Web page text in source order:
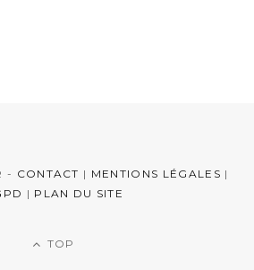
- CONTACT | MENTIONS LÉGALES |
| PLAN DU SITE
TOP